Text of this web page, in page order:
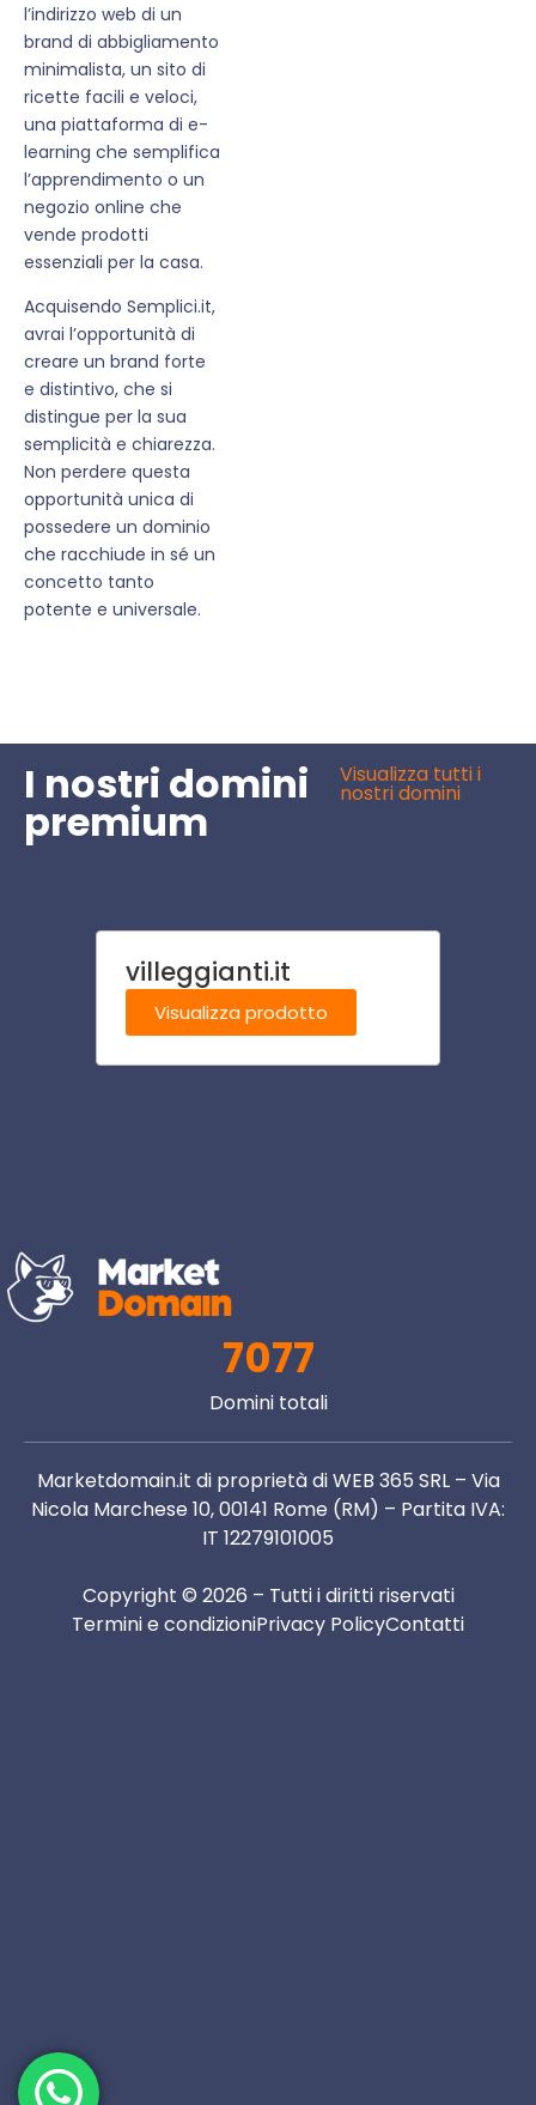
l’indirizzo web di un
brand di abbigliamento
minimalista, un sito di
ricette facili e veloci,
una piattaforma di e-
learning che semplifica
l’apprendimento o un
negozio online che
vende prodotti
essenziali per la casa.
Acquisendo Semplici.it,
avrai l’opportunità di
creare un brand forte
e distintivo, che si
distingue per la sua
semplicità e chiarezza.
Non perdere questa
opportunità unica di
possedere un dominio
che racchiude in sé un
concetto tanto
potente e universale.
I nostri domini
premium
Visualizza tutti i
nostri domini
villeggianti.it
Visualizza prodotto
7077
Domini totali
Marketdomain.it di proprietà di WEB 365 SRL – Via
Nicola Marchese 10, 00141 Rome (RM) – Partita IVA:
IT 12279101005
Copyright © 2026 – Tutti i diritti riservati
Termini e condizioniPrivacy PolicyContatti